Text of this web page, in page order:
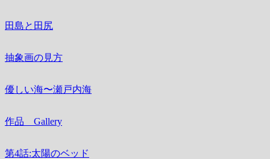
田島と田尻
抽象画の見方
優しい海〜瀬戸内海
作品 Gallery
第4話:太陽のベッド